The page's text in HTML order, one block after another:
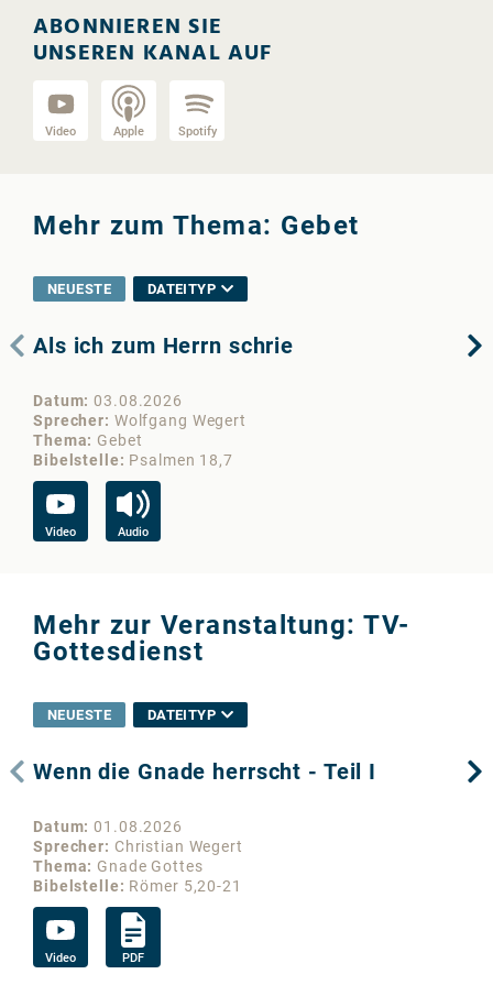
ABONNIEREN SIE
UNSEREN KANAL AUF
Video Apple Spotify
Mehr zum Thema: Gebet
NEUESTE DATEITYP
Als ich zum Herrn schrie
Datum 03.08.2026
Sprecher
Wolfgang Wegert
Thema
Gebet
Bibelstelle
Psalmen 18,7
Video Audio
Mehr zur Veranstaltung: TV-
Gottesdienst
NEUESTE DATEITYP
Wenn die Gnade herrscht - Teil I
Datum 01.08.2026
Sprecher
Christian Wegert
Thema
Gnade Gottes
Bibelstelle
Römer 5,20-21
Video PDF